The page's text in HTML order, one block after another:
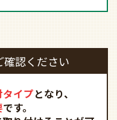
確認ください
イプとなり、
です。